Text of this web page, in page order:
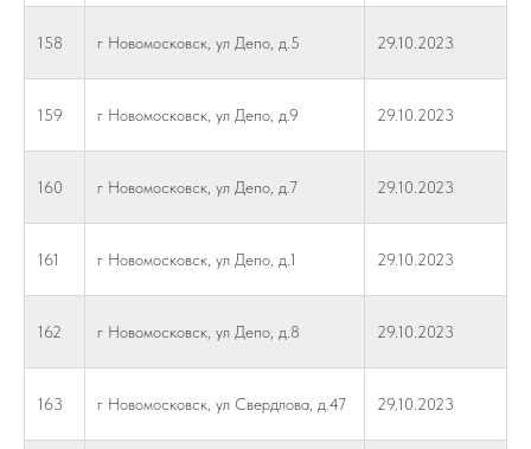
158 г Новомосковск, ул Депо, д.5 29.10.2023
159 г Новомосковск, ул Депо, д.9 29.10.2023
160 г Новомосковск, ул Депо, д.7 29.10.2023
161 г Новомосковск, ул Депо, д.1 29.10.2023
162 г Новомосковск, ул Депо, д.8 29.10.2023
163 г Новомосковск, ул Свердлова, д.47 29.10.2023